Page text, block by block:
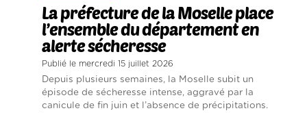
La préfecture de la Moselle place
l’ensemble du département en
alerte sécheresse
Publié le mercredi 15 juillet 2026
Depuis plusieurs semaines, la Moselle subit un
épisode de sécheresse intense, aggravé par la
canicule de fin juin et l’absence de précipitations.